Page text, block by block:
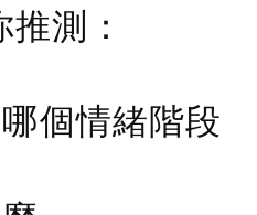
測：
個情緒階段